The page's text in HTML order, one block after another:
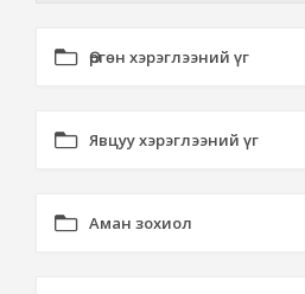
Өргөн хэрэглээний үг
Явцуу хэрэглээний үг
Аман зохиол